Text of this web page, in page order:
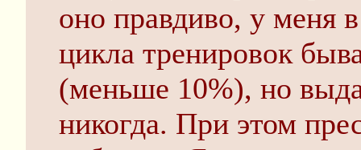
оно правдиво, у меня
цикла тренировок
(меньше 10%), но
никогда. При этом